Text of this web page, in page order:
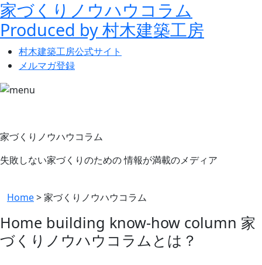
家づくりノウハウコラム
Produced by 村木建築工房
村木建築工房公式サイト
メルマガ登録
家づくりノウハウコラム
失敗しない家づくりのための情報が満載のメディア
Home>家づくりノウハウコラム
Home building know-how column 家
づくり ノウハウ コラムとは？